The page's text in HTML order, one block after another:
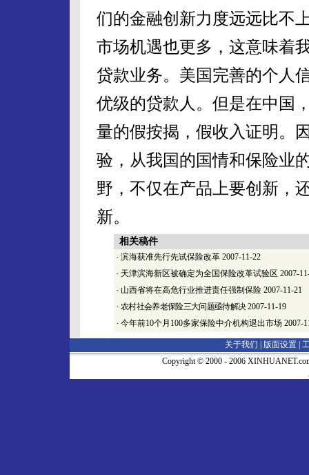
们的金融创新力度远远比不
市场机遇也更多，这意味着
贷款业务。美国完善的个人
优级的贷款人。但是在中国
量的假按揭，假收入证明。
验，从我国的国情和保险业
野，不仅在产品上要创新，
新。
相关稿件
· 滨海获准先行先试保险改革 2007-11-22
· 天津滨海新区被确定为全国保险改革试验区 2007-
· 山西省将在高危行业推进责任强制保险 2007-11-21
· 农村社会养老保险三大问题亟待解决2007-11-19
· 今年前10个月100多家保险中介机构退出市场 2007-
关于我们 | 版面设置
Copyright © 2000 - 2006